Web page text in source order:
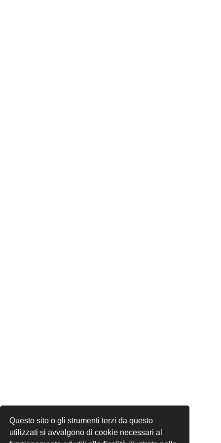
Questo sito o gli strumenti terzi da questo
utilizzati si avvalgono di cookie necessari al